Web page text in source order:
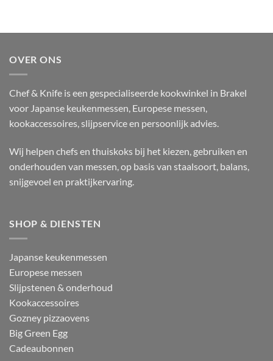
OVER ONS
Chef & Knife is een gespecialiseerde kookwinkel in Brakel
voor Japanse keukenmessen, Europese messen,
kookaccessoires, slijpservice en persoonlijk advies.
Wij helpen chefs en thuiskoks bij het kiezen, gebruiken en
onderhouden van messen, op basis van staalsoort, balans,
snijgevoel en praktijkervaring.
SHOP & DIENSTEN
Japanse keukenmessen
Europese messen
Slijpstenen & onderhoud
Kookaccessoires
Gozney pizzaovens
Big Green Egg
Cadeaubonnen